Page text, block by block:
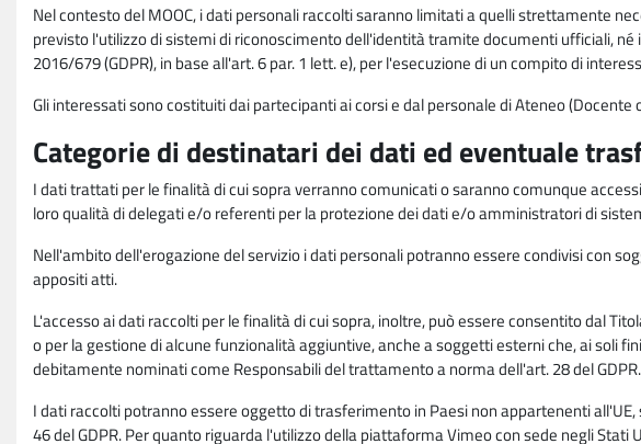
Nel contesto del MOOC, i dati personali raccolti saranno limitati a quelli strettamente
previsto l'utilizzo di sistemi di riconoscimento dell'identità tramite documenti ufficiali,
2016/679 (GDPR), in base all'art. 6 par. 1 lett. e), per l'esecuzione di un compito di
Gli interessati sono costituiti dai partecipanti ai corsi e dal personale di Ateneo
Categorie di destinatari dei dati ed eventuale
I dati trattati per le finalità di cui sopra verranno comunicati o saranno comunque
loro qualità di delegati e/o referenti per la protezione dei dati e/o amministratori di
Nell'ambito dell'erogazione del servizio i dati personali potranno essere condivisi con
appositi atti.
L'accesso ai dati raccolti per le finalità di cui sopra, inoltre, può essere consentito dal
o per la gestione di alcune funzionalità aggiuntive, anche a soggetti esterni che, ai soli
debitamente nominati come Responsabili del trattamento a norma dell'art. 28 del GDPR.
I dati raccolti potranno essere oggetto di trasferimento in Paesi non appartenenti
46 del GDPR. Per quanto riguarda l'utilizzo della piattaforma Vimeo con sede negli